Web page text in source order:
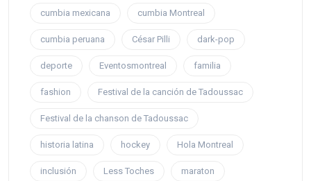
cumbia mexicana cumbia Montreal
cumbia peruana César Pilli dark-pop
deporte Eventosmontreal familia
fashion Festival de la canción de Tadoussac
Festival de la chanson de Tadoussac
historia latina hockey Hola Montreal
inclusión Less Toches maraton